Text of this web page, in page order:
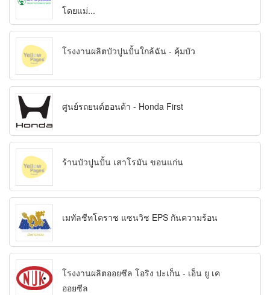
โดยแม่...
โรงงานผลิตบัวปูนปั้นใกล้ฉัน - คุ้มบัว
ศูนย์รถยนต์ฮอนด้า - Honda First
ร้านบัวปูนปั้น เสาโรมัน ขอนแก่น
เมทัลชีทโคราช แซนวิช EPS กันความร้อน
โรงงานผลิตออยซีล โอริง ปะเก็น - เอ็น ยู เค
ออยซีล